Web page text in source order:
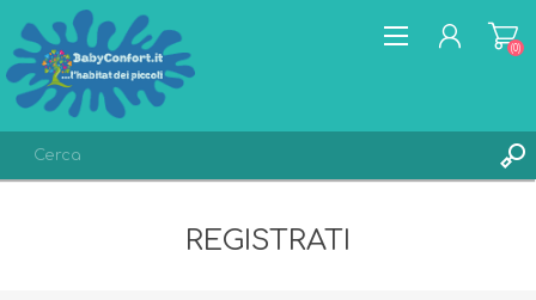
(0)
REGISTRATI